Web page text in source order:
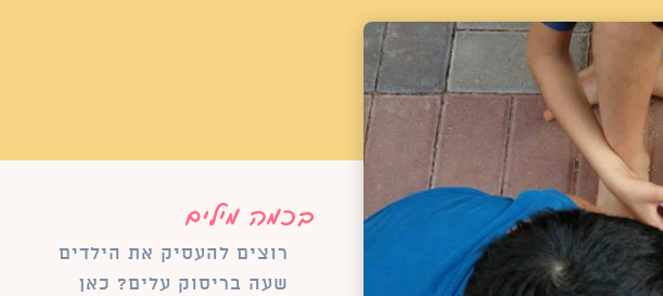
בכמה מילים
רוצים להעסיק את הילדים
שעה בריסוק עלים? כאן